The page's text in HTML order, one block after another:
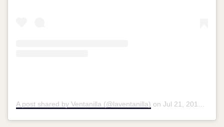
A post shared by Ventanilla (@laventanilla) on Jul 21, 2018 at 4:41pm PDT